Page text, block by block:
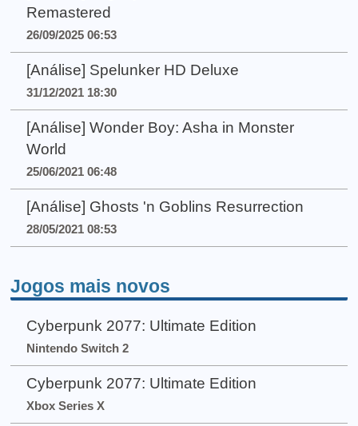
Remastered
26/09/2025 06:53
[Análise] Spelunker HD Deluxe
31/12/2021 18:30
[Análise] Wonder Boy: Asha in Monster
World
25/06/2021 06:48
[Análise] Ghosts 'n Goblins Resurrection
28/05/2021 08:53
Jogos mais novos
Cyberpunk 2077: Ultimate Edition
Nintendo Switch 2
Cyberpunk 2077: Ultimate Edition
Xbox Series X